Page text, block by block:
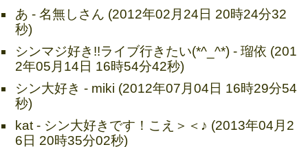
あ - 名無しさん (2012年02月24日 20時24分32
秒)
シンマジ好き!!ライブ行きたい(*^_^*) - 瑠依 (201
2年05月14日 16時54分42秒)
シン大好き - miki (2012年07月04日 16時29分54
秒)
kat - シン大好きです！こえ＞＜♪ (2013年04月2
6日 20時35分02秒)